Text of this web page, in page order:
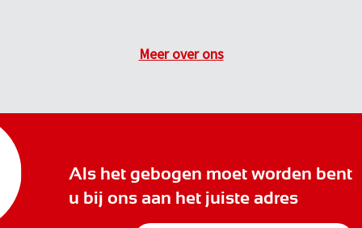
Meer over ons
Als het gebogen moet worden bent
u bij ons aan het juiste adres